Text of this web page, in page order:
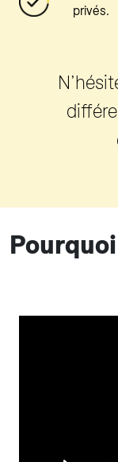
privés.
Pourquoi